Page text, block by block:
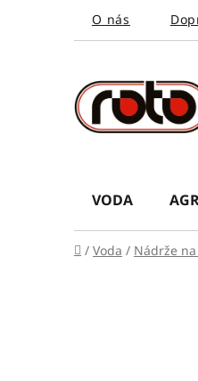
O nás
VODA
Domov
/ Voda / Nádrže